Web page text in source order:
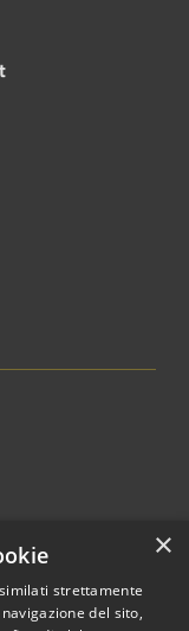
×
strettamente
del sito,